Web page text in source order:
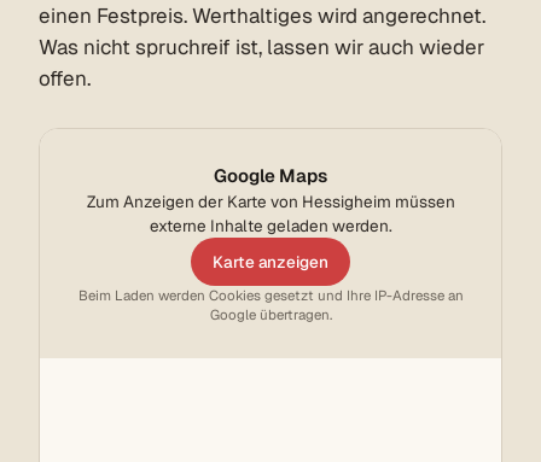
einen Festpreis. Werthaltiges wird angerechnet.
Was nicht spruchreif ist, lassen wir auch wieder
offen.
Google Maps
Zum Anzeigen der Karte von Hessigheim müssen
externe Inhalte geladen werden.
Karte anzeigen
Beim Laden werden Cookies gesetzt und Ihre IP-Adresse an
Google übertragen.